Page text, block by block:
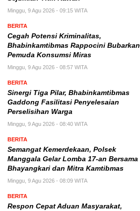
Minggu, 9 Agu 2026 - 09:15 WITA
BERITA
Cegah Potensi Kriminalitas,
Bhabinkamtibmas Rappocini Bubarkan
Pemuda Konsumsi Miras
Minggu, 9 Agu 2026 - 08:57 WITA
BERITA
Sinergi Tiga Pilar, Bhabinkamtibmas
Gaddong Fasilitasi Penyelesaian
Perselisihan Warga
Minggu, 9 Agu 2026 - 08:40 WITA
BERITA
Semangat Kemerdekaan, Polsek
Manggala Gelar Lomba 17-an Bersama
Bhayangkari dan Mitra Kamtibmas
Minggu, 9 Agu 2026 - 08:09 WITA
BERITA
Respon Cepat Aduan Masyarakat,